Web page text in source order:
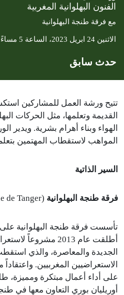
الفنون البهلوانية المغربية
مع فرقة طنجة البهلوانية
الاثنين 24 ابريل 2023، الساعة 5 مساءً
حدث سابق
تتيح ورشة العمل للمشاركين
القديمة وتعلمها، مثل الحركات
الهواء وبناء أهرام بشرية. ويدير
المواهب لاستقطاب المهتمين بتعلم
السير الذاتية
فرقة طنجة البهلوانية(Groupe Acrobatique de Tanger)
تأسست فرقة طنجة البهلوانية على
أطلقت عام 2013 مشروعاً
الجديدة والمعاصرة، والذي
الاستعراضيين المغربيين. واعتقاداً
على أداء أعمال مبتكرة ومميزة،
أوريليان بوري التعاون معها في